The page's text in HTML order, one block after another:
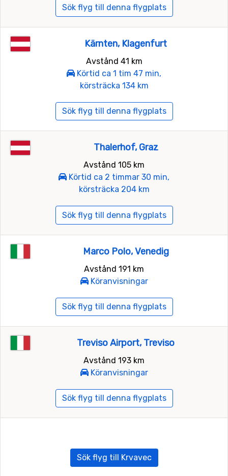
Sök flyg till denna flygplats
Kärnten, Klagenfurt
Avstånd 41 km
Körtid ca 1 tim 47 min,
körsträcka 134 km
Sök flyg till denna flygplats
Thalerhof, Graz
Avstånd 105 km
Körtid ca 2 timmar 30 min,
körsträcka 204 km
Sök flyg till denna flygplats
Marco Polo, Venedig
Avstånd 191 km
Köranvisningar
Sök flyg till denna flygplats
Treviso Airport, Treviso
Avstånd 193 km
Köranvisningar
Sök flyg till denna flygplats
Sök flyg till Krvavec